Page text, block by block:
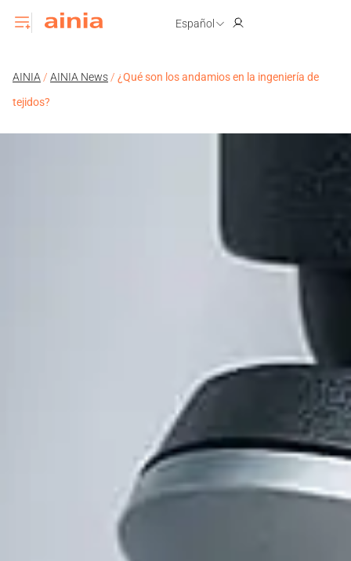
Español
AINIA / AINIA News / ¿Qué son los andamios en la ingeniería de
tejidos?